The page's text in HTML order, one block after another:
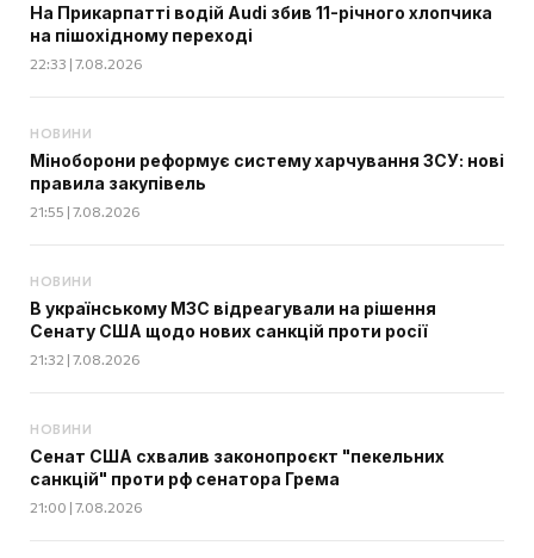
На Прикарпатті водій Audi збив 11-річного хлопчика
на пішохідному переході
22:33 | 7.08.2026
НОВИНИ
Міноборони реформує систему харчування ЗСУ: нові
правила закупівель
21:55 | 7.08.2026
НОВИНИ
В українському МЗС відреагували на рішення
Сенату США щодо нових санкцій проти росії
21:32 | 7.08.2026
НОВИНИ
Сенат США схвалив законопроєкт "пекельних
санкцій" проти рф сенатора Грема
21:00 | 7.08.2026